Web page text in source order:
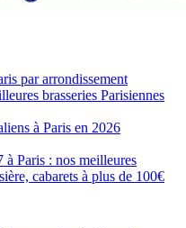
par arrondissement
brasseries Parisiennes
à Paris en 2026
Paris : nos meilleures
cabarets à plus de 100€